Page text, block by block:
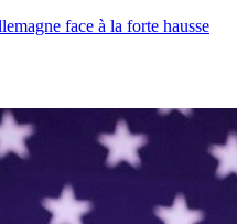
face à la forte hausse